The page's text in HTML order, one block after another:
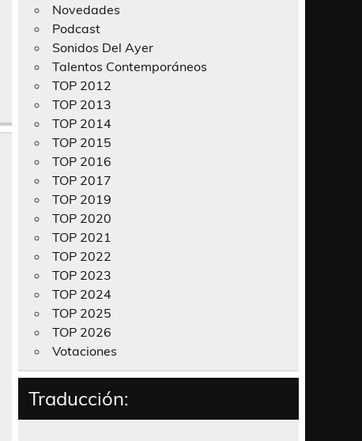
Novedades
Podcast
Sonidos Del Ayer
Talentos Contemporáneos
TOP 2012
TOP 2013
TOP 2014
TOP 2015
TOP 2016
TOP 2017
TOP 2019
TOP 2020
TOP 2021
TOP 2022
TOP 2023
TOP 2024
TOP 2025
TOP 2026
Votaciones
Traducción: